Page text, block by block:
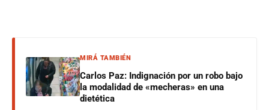
MIRÁ TAMBIÉN
Carlos Paz: Indignación por un robo bajo
la modalidad de «mecheras» en una
dietética